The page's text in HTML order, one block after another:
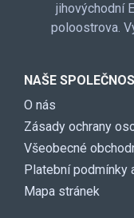
jihovýchodní
poloostrova.
NAŠE
O nás
Zásady ochrany
Všeobecné
Platební podmínky
Mapa stránek